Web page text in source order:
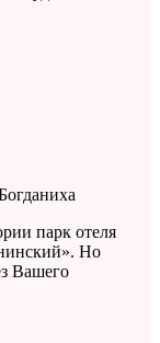
парк отеля
Но
Вашего